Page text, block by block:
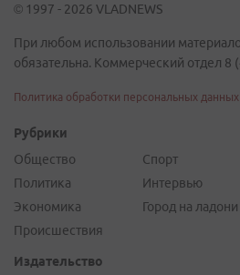
© 1997 - 2026 VLADNEWS
При любом использовании
обязательна. Коммерческий отдел 8
Политика обработки персональных данных
Рубрики
Общество
Политика
Экономика
Происшествия
Спорт
Интервью
Город на ладони
Издательство